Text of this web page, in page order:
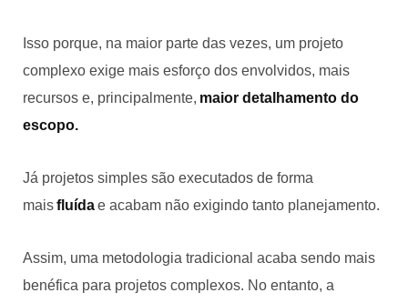
Isso porque, na maior parte das vezes, um projeto
complexo exige mais esforço dos envolvidos, mais
recursos e, principalmente, maior detalhamento do
escopo.
Já projetos simples são executados de forma
maisfluídae acabam não exigindo tanto planejamento.
Assim, uma metodologia tradicional acaba sendo mais
benéfica para projetos complexos. No entanto, a